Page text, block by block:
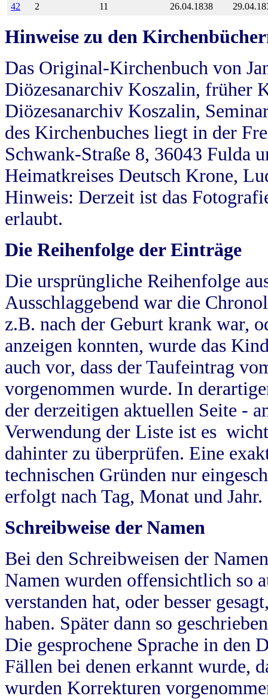
42
2 11 26.04.1838
Hinweise zu den
Das Original-Kirchenbuch von
Diözesanarchiv Koszalin, früher
Diözesanarchiv Koszalin,
des Kirchenbuches liegt in der
Schwank-Straße 8, 36043 Fulda
Heimatkreises Deutsch Krone,
Hinweis: Derzeit ist das
erlaubt.
Die Reihenfolge der Einträge
Die ursprüngliche Reihenfolge
Ausschlaggebend war die
z.B. nach der Geburt krank war,
anzeigen konnten, wurde das
auch vor, dass der Taufeintrag
vorgenommen wurde. In
der derzeitigen aktuellen Seite -
Verwendung der Liste ist es
dahinter zu überprüfen. Eine
technischen Gründen nur
erfolgt nach Tag, Monat und Jahr.
Schreibweise der Namen
Bei den Schreibweisen der
Namen wurden offensichtlich so
verstanden hat, oder besser
haben. Später dann so
Die gesprochene Sprache in
Fällen bei denen erkannt wurde,
wurden Korrekturen